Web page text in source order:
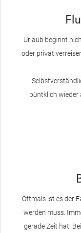
Urlaub beginnt
oder privat
püntklich wieder
Oftmals ist es der
werden muss.
gerade Zeit hat.